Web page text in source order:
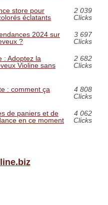
store pour
éclatants
2 039
Clicks
2024 sur
?
3 697
Clicks
: Adoptez la
Violine sans
2 682
Clicks
: comment ça
4 808
Clicks
de paniers et de
en ce moment
4 062
Clicks